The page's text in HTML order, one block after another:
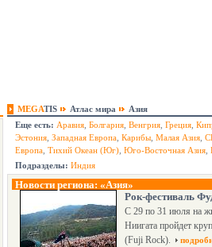
MEGATIS Атлас мира
Азия
Еще есть: Аравия Болгария Венгрия Греция
Эстония Западная Европа Карибы Малая Азия
Европа Тихий Океан (Юг) Юго-Восточная Азия
Подразделы: Индия
Новости региона: «Азия»
Рок-фестиваль
С 29 по 31 июля на
Ниигата пройдет
(Fuji Rock).